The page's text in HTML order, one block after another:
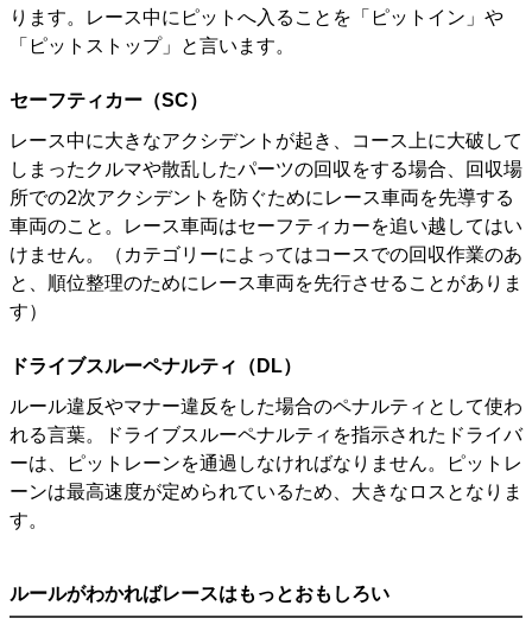
ります。レース中にピットへ入ることを「ピットイン」や
「ピットストップ」と言います。
セーフティカー（SC）
レース中に大きなアクシデントが起き、コース上に大破して
しまったクルマや散乱したパーツの回収をする場合、回収場
所での2次アクシデントを防ぐためにレース車両を先導する
車両のこと。レース車両はセーフティカーを追い越してはい
けません。（カテゴリーによってはコースでの回収作業のあ
と、順位整理のためにレース車両を先行させることがありま
す）
ドライブスルーペナルティ（DL）
ルール違反やマナー違反をした場合のペナルティとして使わ
れる言葉。ドライブスルーペナルティを指示されたドライバ
ーは、ピットレーンを通過しなければなりません。ピットレ
ーンは最高速度が定められているため、大きなロスとなりま
す。
ルールがわかればレースはもっとおもしろい